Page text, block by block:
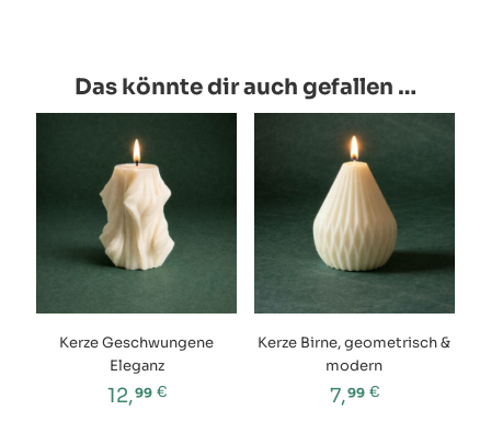
Varianten
auf.
Die
Optionen
können
auf
der
Produktseite
gewählt
können
auf
der
Produktseite
gewählt
werden
Das könnte dir auch gefallen …
Kerze Geschwungene
Eleganz
12,99 €
Kerze Birne, geometrisch &
modern
7,99 €